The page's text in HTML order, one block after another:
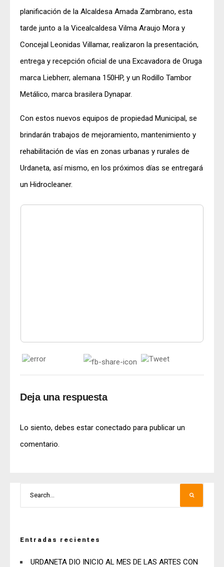
planificación de la Alcaldesa Amada Zambrano, esta
tarde junto a la Vicealcaldesa Vilma Araujo Mora y
Concejal Leonidas Villamar, realizaron la presentación,
entrega y recepción oficial de una Excavadora de Oruga
marca Liebherr, alemana 150HP, y un Rodillo Tambor
Metálico, marca brasilera Dynapar.
Con estos nuevos equipos de propiedad Municipal, se
brindarán trabajos de mejoramiento, mantenimiento y
rehabilitación de vías en zonas urbanas y rurales de
Urdaneta, así mismo, en los próximos días se entregará
un Hidrocleaner.
Deja una respuesta
Lo siento, debes estar conectado para publicar un
comentario.
Entradas recientes
URDANETA DIO INICIO AL MES DE LAS ARTES CON